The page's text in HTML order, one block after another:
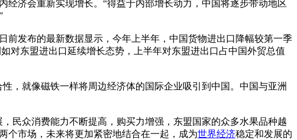
经济会重新实现增长。“得益于内部增长动力，中国将逐步带动地区
发布的最新数据显示，今年上半年，中国货物进出口降幅较第一季
对东盟进出口延续增长态势，上半年对东盟进出口占中国外贸总值
就像磁铁一样将周边经济体的国际企业吸引到中国。中国与亚洲
众消费能力不断提高，购买力增强，东盟国家的众多水果品种越
个市场，未来将更加紧密地结合在一起，成为世界经济稳定和发展的